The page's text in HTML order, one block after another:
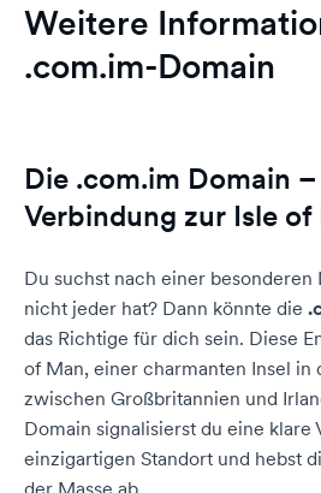
Weitere
.com.im-Domain
Die .com.im Domain
Verbindung zur Isle of
Du suchst nach einer besonderen
nicht jeder hat? Dann könnte die
das Richtige für dich sein. Diese
of Man, einer charmanten Insel in
zwischen Großbritannien und
Domain signalisierst du eine klare
einzigartigen Standort und hebst
der Masse ab.